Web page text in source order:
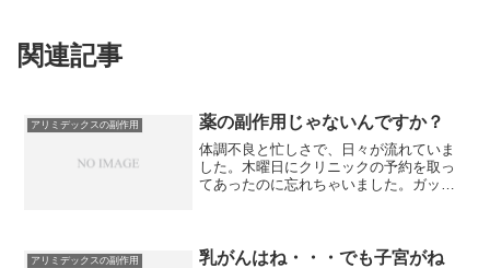
関連記事
アリミデックスの副作用 薬の副作用じゃないんですか？
体調不良と忙しさで、日々が流れていま
した。木曜日にクリニックの予約を取っ
てあったのに忘れちゃいました。ガッカ
うと着替えしたは良いけれ...
アリミデックスの副作用 乳がんはね・・・でも子宮がね